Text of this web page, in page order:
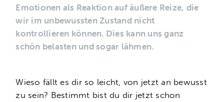
Emotionen als Reaktion auf äußere Reize, die
wir im unbewussten Zustand nicht
kontrollieren können. Dies kann uns ganz
schön belasten und sogar lähmen.
Wieso fällt es dir so leicht, von jetzt an bewusst
zu sein? Bestimmt bist du dir jetzt schon